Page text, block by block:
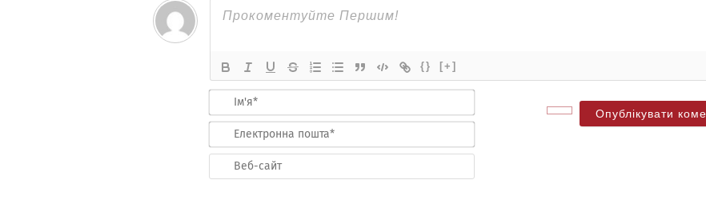
{} [+]
Ім'я*
Електронна
пошта*
сайт